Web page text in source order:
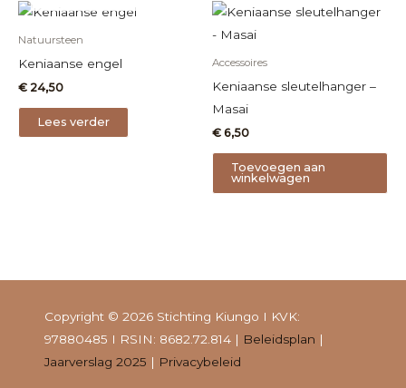
Natuursteen
Keniaanse engel
€ 24,50
Lees verder
Accessoires
Keniaanse sleutelhanger –
Masai
€ 6,50
Toevoegen aan
winkelwagen
Copyright © 2026 Stichting Kiungo I KVK:
97880485 I RSIN: 8682.72.814 | Beleidsplan |
Jaarverslag 2025 | Privacybeleid